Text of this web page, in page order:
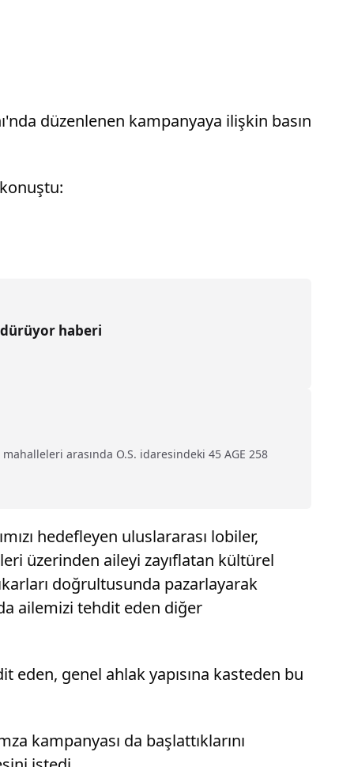
düzenlenen kampanyaya ilişkin basın
haberi
arasında O.S. idaresindeki 45 AGE 258
hedefleyen uluslararası lobiler,
üzerinden aileyi zayıflatan kültürel
doğrultusunda pazarlayarak
ailemizi tehdit eden diğer
eden, genel ahlak yapısına kasteden bu
kampanyası da başlattıklarını